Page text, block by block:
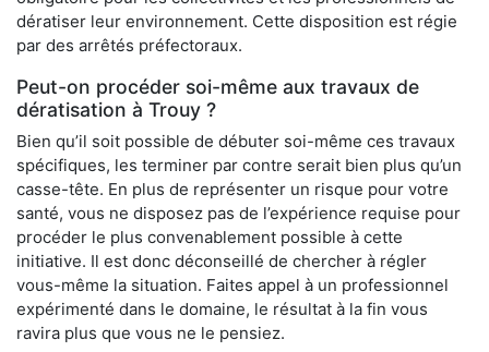
dératiser leur environnement. Cette disposition est régie
par des arrêtés préfectoraux.
Peut-on procéder soi-même aux travaux de
dératisation à Trouy ?
Bien qu’il soit possible de débuter soi-même ces travaux
spécifiques, les terminer par contre serait bien plus qu’un
casse-tête. En plus de représenter un risque pour votre
santé, vous ne disposez pas de l’expérience requise pour
procéder le plus convenablement possible à cette
initiative. Il est donc déconseillé de chercher à régler
vous-même la situation. Faites appel à un professionnel
expérimenté dans le domaine, le résultat à la fin vous
ravira plus que vous ne le pensiez.